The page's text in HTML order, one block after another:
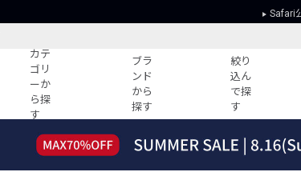
Safari
カテ
ゴリ
ーか
ら探
す
ブラ
ンド
から
探す
絞り
込ん
で探
す
すべての記事